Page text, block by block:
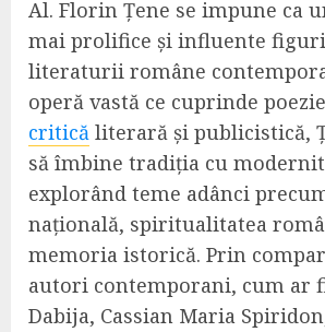
Al. Florin Țene se impune ca
mai prolifice și influente
literaturii române
operă vastă ce cuprinde
critică literară și publicistică,
să îmbine tradiția cu
explorând teme adânci
națională, spiritualitatea
memoria istorică. Prin
autori contemporani, cum ar
Dabija, Cassian Maria